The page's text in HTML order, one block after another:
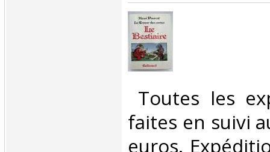
Toutes les
faites en suivi
euros.